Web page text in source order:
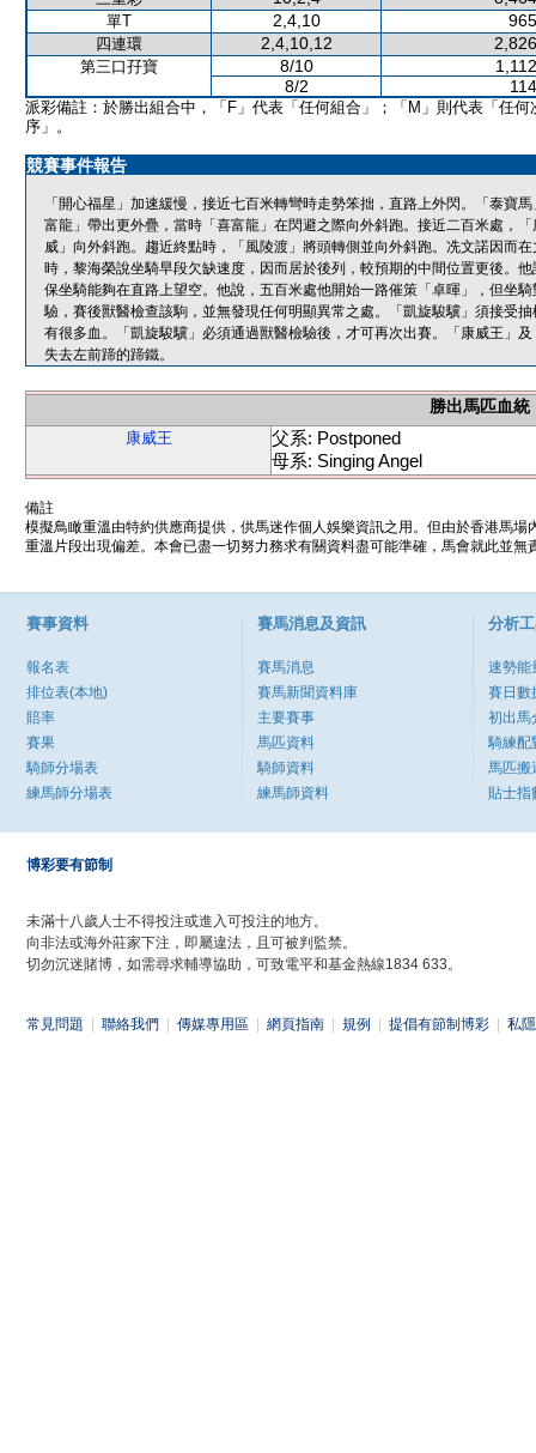
單T 2,4,10
四連環 2,4,10,12
第三口孖寶 8/10
8/2
派彩備註：於勝出組合中，「F」代表「任何組合」；「M」則代表「任何
序」。
競賽事件報告
「開心福星」加速緩慢，接近七百米轉彎時走勢笨拙，直路上外閃。「泰寶
富龍」帶出更外疊，當時「喜富龍」在閃避之際向外斜跑。接近二百米處，
威」向外斜跑。趨近終點時，「風陵渡」將頭轉側並向外斜跑。冼文諾因而
時，黎海榮說坐騎早段欠缺速度，因而居於後列，較預期的中間位置更後。
保坐騎能夠在直路上望空。他說，五百米處他開始一路催策「卓暉」，但坐
驗，賽後獸醫檢查該駒，並無發現任何明顯異常之處。「凱旋駿驥」須接受
有很多血。「凱旋駿驥」必須通過獸醫檢驗後，才可再次出賽。「康威王」
失去左前蹄的蹄鐵。
勝出馬匹血統
康威王
父系: Postponed
母系: Singing Angel
備註
模擬鳥瞰重溫由特約供應商提供，供馬迷作個人娛樂資訊之用。但由於香港馬
重溫片段出現偏差。本會已盡一切努力務求有關資料盡可能準確，馬會就此並
賽事資料
報名表
排位表(本地)
賠率
賽果
騎師分場表
練馬師分場表
賽馬消息及資訊
賽馬消息
賽馬新聞資料庫
主要賽事
馬匹資料
騎師資料
練馬師資料
分析
速勢能
賽日數
初出馬
騎練配
馬匹搬
貼士指
博彩要有節制
未滿十八歲人士不得投注或進入可投注的地方。
向非法或海外莊家下注，即屬違法，且可被判監禁。
切勿沉迷賭博，如需尋求輔導協助，可致電平和基金熱線1834 633。
常見問題 聯絡我們 傳媒專用區 網頁指南 規例 提倡有節制博彩 私